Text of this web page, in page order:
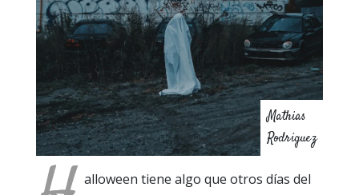
Mathias
Rodriguez
alloween tiene algo que otros días del